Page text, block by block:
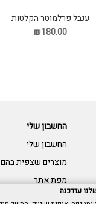
ענבל פרלמוטר הקלטות
אחרונות תקליט
₪180.00
החשבון שלי
החשבון שלי
מוצרים שצפית בהם
מפת אתר
עודכנה